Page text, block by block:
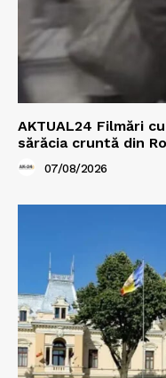
AKTUAL24 Filmări
sărăcia cruntă din
07/08/2026